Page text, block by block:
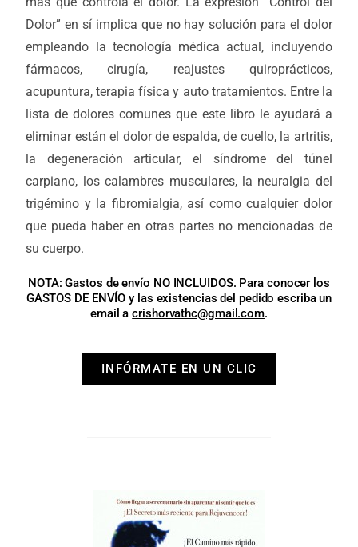
Dolor” en sí implica que no hay solución para el dolor
empleando la tecnología médica actual, incluyendo
fármacos, cirugía, reajustes quiroprácticos,
acupuntura, terapia física y auto tratamientos. Entre la
lista de dolores comunes que este libro le ayudará a
eliminar están el dolor de espalda, de cuello, la artritis,
la degeneración articular, el síndrome del túnel
carpiano, los calambres musculares, la neuralgia del
trigémino y la fibromialgia, así como cualquier dolor
que pueda haber en otras partes no mencionadas de
su cuerpo.
NOTA: Gastos de envío NO INCLUIDOS. Para conocer los
GASTOS DE ENVÍO y las existencias del pedido escriba un
email acrishorvathc@gmail.com.
INFÓRMATE EN UN CLIC